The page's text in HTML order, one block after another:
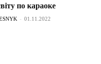
по караоке
- 01.11.2022